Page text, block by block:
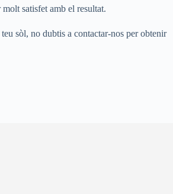
satisfet amb el resultat.
sòl, no dubtis a contactar-nos per obtenir